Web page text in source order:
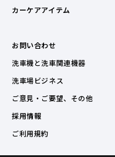
カーケアアイテム
お問い合わせ
洗車機と洗車関連機器
洗車場ビジネス
ご意見・ご要望、その他
採用情報
ご利用規約